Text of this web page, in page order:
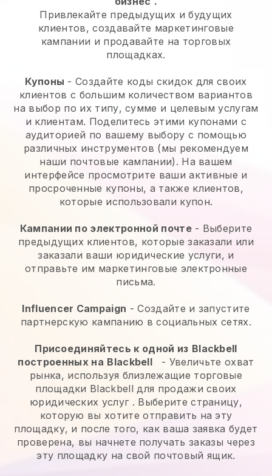
Привлекайте предыдущих и будущих
клиентов, создавайте маркетинговые
кампании и продавайте на торговых
площадках.
Купоны - Создайте коды скидок для своих
клиентов с большим количеством вариантов
на выбор по их типу, сумме и целевым услугам
и клиентам. Поделитесь этими купонами с
аудиторией по вашему выбору с помощью
различных инструментов (мы рекомендуем
наши почтовые кампании). На вашем
интерфейсе просмотрите ваши активные и
просроченные купоны, а также клиентов,
которые использовали купон.
Кампании по электронной почте- Выберите
предыдущих клиентов, которые заказали или
заказали ваши юридические услуги, и
отправьте им маркетинговые электронные
письма.
Influencer Campaign - Создайте и запустите
партнерскую кампанию в социальных сетях.
Присоединяйтесь к одной из Blackbell
построенных на Blackbell - Увеличьте охват
рынка, используя близлежащие торговые
площадки Blackbell для продажи своих
юридических услуг. Выберите страницу,
которую вы хотите отправить на эту
площадку, и после того, как ваша заявка будет
проверена, вы начнете получать заказы через
эту площадку на свой почтовый ящик.